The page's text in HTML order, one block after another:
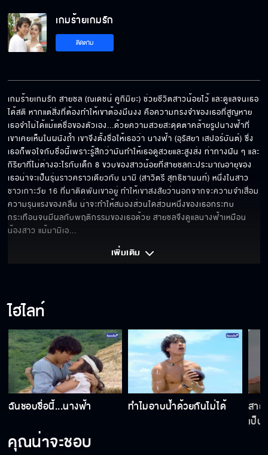
ฉันจะไปตามหานางฟ้า
ไม่ต้องตกใจ สร้อยสายมันเปื่อยก็เลยขาด
เอ็งต้องระวังชายชุดดำ อย่าให้พวกมันเจอตัวนาง
ฟ้า
ต่อไปนี้สายชลจะไม่ทิ้งนางฟ้าไว้คนเดียวอีกแล้ว
สายชลสัญญา...จะไม่ปล่อยให้นางฟ้าต้องอยู่คน
เดียว
นางฟ้าแต่งหน้าให้...สวยมั้ย
เกมร้ายเกมรัก
ติดตาม
เกมร้ายเกมรัก สายชล (ณเดชน์ คูกิมิยะ) ช่วยชีวิตสาวน้อยไว้ และดูแลจนเธอ
ได้สติ หากแต่สิ่งที่ต้องทำให้เขาต้องมึนงง คือความทรงจำของเธอที่สูญหาย
เธอจำไม่ได้แม้แต่ชื่อของตัวเอง...ด้วยความสวยสะดุดตาคล้ายรูปนางฟ้าที่
เขาเคยเห็นในผนังถ้ำ เขาจึงตั้งชื่อให้เธอว่า นางฟ้า (อุรัสยา เสปอร์บันต์) ซึ่ง
เธอก็พอใจกับชื่อนี้เพราะรู้สึกว่ามันทำให้เธอดูสวยและสูงส่ง ท่าทางฝัน ๆ และ
กิริยาที่ไม่ต่างอะไรกับเด็ก 8 ขวบของสาวน้อยที่สายชลกะประมาณอายุของ
เธอน่าจะเป็นรุ่นราวคราวเดียวกับ มามิ (สาวิตรี สุทธิชานนท์) หนึ่งในสาว
ชาวเกาะวัย 16 ที่มาติดพันเขาอยู่ ทำให้เขาสงสัยว่านอกจากจะความจำเสื่อม
ความรุนแรงของคลื่น น่าจะทำให้สมองส่วนใดส่วนหนึ่งของเธอกระทบ
กระเทือนจนมีผลกับพฤติกรรมของเธอด้วย สายชลจึงดูแลนางฟ้าเหมือน
น้องสาว แม้มามิเอ...
เพิ่มเติม
ไฮไลท์
ฉันชอบชื่อนี้...นางฟ้า ทำไมอาบน้ำด้วยกันไม่ได้
สาย
เป็น
คุณน่าจะชอบ